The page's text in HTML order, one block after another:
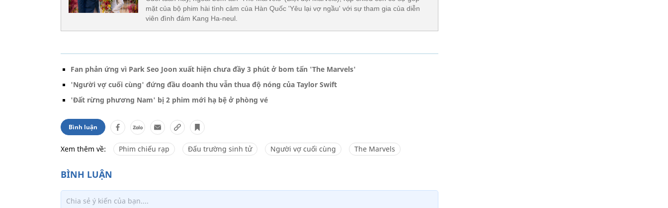
mặt của bộ phim hài tình cảm của Hàn Quốc 'Yêu lại vợ ngầu' với sự tham gia của diễn
viên đình đám Kang Ha-neul.
Fan phản ứng vì Park Seo Joon xuất hiện chưa đầy 3 phút ở bom tấn 'The Marvels'
'Người vợ cuối cùng' đứng đầu doanh thu vẫn thua độ nóng của Taylor Swift
'Đất rừng phương Nam' bị 2 phim mới hạ bệ ở phòng vé
Bình luận
Xem thêm về: Phim chiếu rạp Đấu trường sinh tử Người vợ cuối cùng The Marvels